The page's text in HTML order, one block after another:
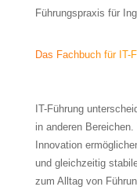
Führungspraxis für
Das Fachbuch für IT-
IT-Führung
in anderen
Innovation
und gleichzeitig
zum Alltag von